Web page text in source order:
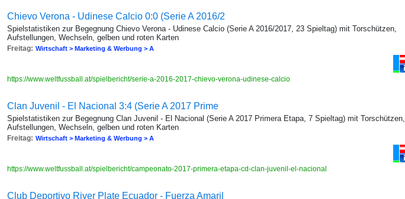
Chievo Verona - Udinese Calcio 0:0 (Serie A 2016/2
Spielstatistiken zur Begegnung Chievo Verona - Udinese Calcio (Serie A 2016/2017, 23 Spieltag) mit Torschützen,
Aufstellungen, Wechseln, gelben und roten Karten
Freitag: Wirtschaft > Marketing & Werbung > A
https://www.weltfussball.at/spielbericht/serie-a-2016-2017-chievo-verona-udinese-calcio
Clan Juvenil - El Nacional 3:4 (Serie A 2017 Prime
Spielstatistiken zur Begegnung Clan Juvenil - El Nacional (Serie A 2017 Primera Etapa, 7 Spieltag) mit Torschützen,
Aufstellungen, Wechseln, gelben und roten Karten
Freitag: Wirtschaft > Marketing & Werbung > A
https://www.weltfussball.at/spielbericht/campeonato-2017-primera-etapa-cd-clan-juvenil-el-nacional
Club Deportivo River Plate Ecuador - Fuerza Amaril